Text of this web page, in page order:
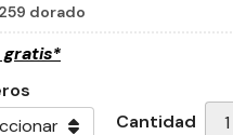
dorado
gratis*
Cantidad